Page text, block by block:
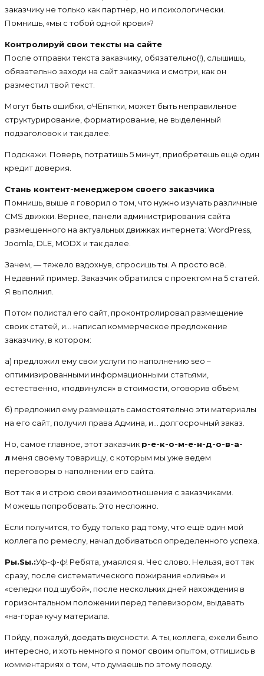
заказчику не только как партнер, но и психологически.
Помнишь, «мы с тобой одной крови»?
Контролируй свои тексты на сайте
После отправки текста заказчику, обязательно(!), слышишь,
обязательно заходи на сайт заказчика и смотри, как он
разместил твой текст.
Могут быть ошибки, оЧЕпятки, может быть неправильное
структурирование, форматирование, не выделенный
подзаголовок и так далее.
Подскажи. Поверь, потратишь 5 минут, приобретешь ещё один
кредит доверия.
Стань контент-менеджером своего заказчика
Помнишь, выше я говорил о том, что нужно изучать различные
CMS движки. Вернее, панели администрирования сайта
размещенного на актуальных движках интернета: WordPress,
Joomla, DLE, MODX и так далее.
Зачем, — тяжело вздохнув, спросишь ты. А просто всё.
Недавний пример. Заказчик обратился с проектом на 5 статей.
Я выполнил.
Потом полистал его сайт, проконтролировал размещение
своих статей, и… написал коммерческое предложение
заказчику, в котором:
а) предложил ему свои услуги по наполнению seo –
оптимизированными информационными статьями,
естественно, «подвинулся» в стоимости, оговорив объём;
б) предложил ему размещать самостоятельно эти материалы
на его сайт, получил права Админа, и… долгосрочный заказ.
Но, самое главное, этот заказчик р-е-к-о-м-е-н-д-о-в-а-
л меня своему товарищу, с которым мы уже ведем
переговоры о наполнении его сайта.
Вот так я и строю свои взаимоотношения с заказчиками.
Можешь попробовать. Это несложно.
Если получится, то буду только рад тому, что ещё один мой
коллега по ремеслу, начал добиваться определенного успеха.
Pы.Sы.:Уф-ф-ф! Ребята, умаялся я. Чес слово. Нельзя, вот так
сразу, после систематического пожирания «оливье» и
«селедки под шубой», после нескольких дней нахождения в
горизонтальном положении перед телевизором, выдавать
«на-гора» кучу материала.
Пойду, пожалуй, доедать вкусности. А ты, коллега, ежели было
интересно, и хоть немного я помог своим опытом, отпишись в
комментариях о том, что думаешь по этому поводу.